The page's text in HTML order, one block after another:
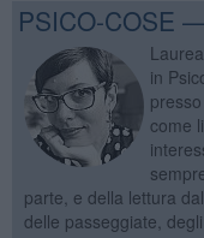
PSICO-COSE
in
come
parte, e della lettura
delle passeggiate,